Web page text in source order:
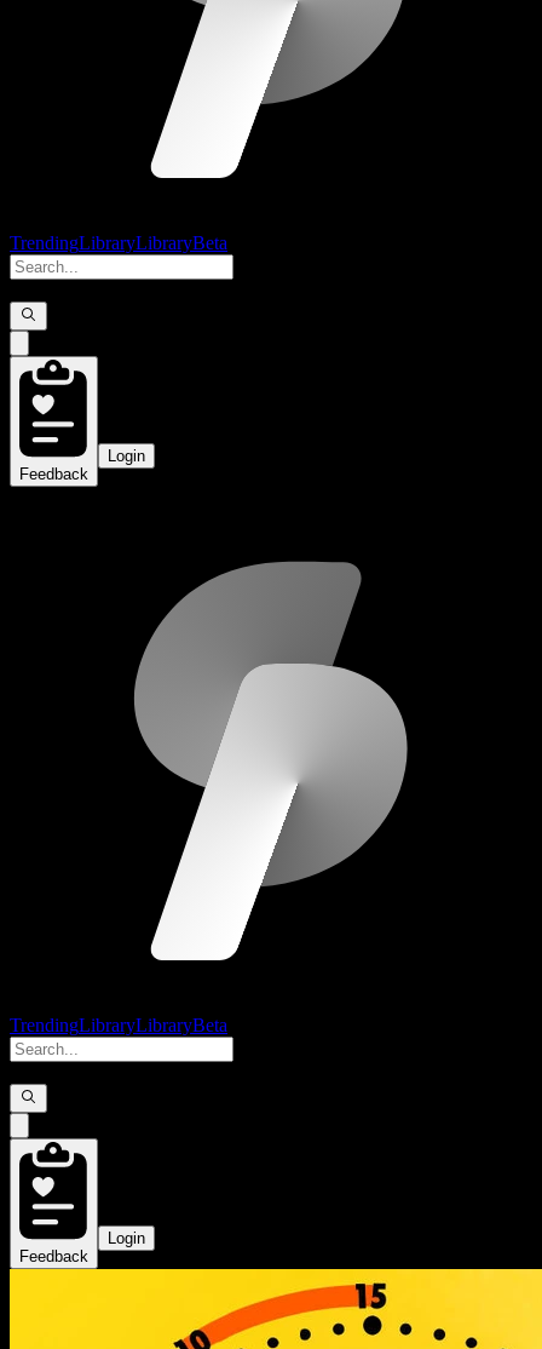
TrendingLibraryLibraryBeta
Feedback
Login
TrendingLibraryLibraryBeta
Feedback
Login